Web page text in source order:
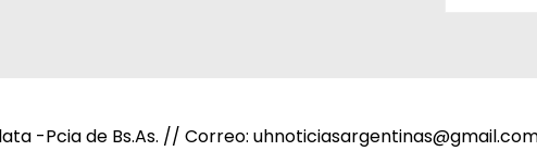
-Pcia de Bs.As. // Correo: